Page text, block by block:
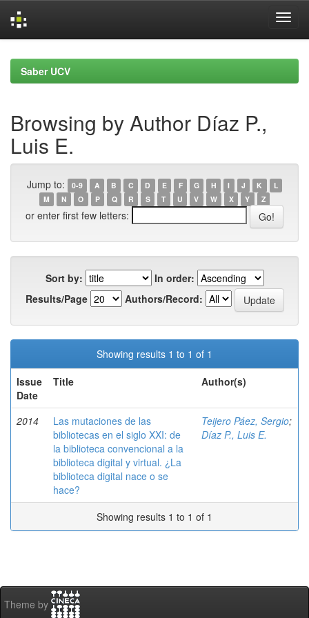
navigationSaber UCV
Browsing by Author Díaz P.,
Luis E.
Jump to: 0-9 A B C D E F G H I J K
L
M
N O P Q R S T U V W X Y Z
or enter first few letters:
Sort by:
In order:
Results/Page
Authors/Record:
Showing results 1 to 1 of 1
Issue
Date
Title Author(s)
2014
Las mutaciones de las
bibliotecas en el siglo XXI: de
la biblioteca convencional a la
biblioteca digital y virtual. ¿La
biblioteca digital nace o se
hace?
Teijero Páez, Sergio;
Díaz P., Luis E.
Showing results 1 to 1 of 1
Theme by